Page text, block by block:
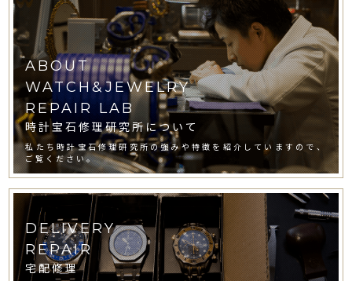
ABOUT
WATCH&JEWELRY
REPAIR LAB
時計宝石修理研究所について
私たち時計宝石修理研究所の強みや特徴を紹介していますので、
ご覧ください。
DELIVERY
REPAIR
宅配修理